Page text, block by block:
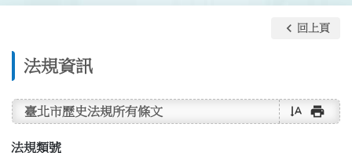
法規資訊
keyboard_arrow_left 回上頁
臺北市歷史法規所有條文 text_rotate_vertical print
法規類號